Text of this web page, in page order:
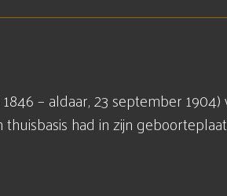
– aldaar, 23 september
had in zijn